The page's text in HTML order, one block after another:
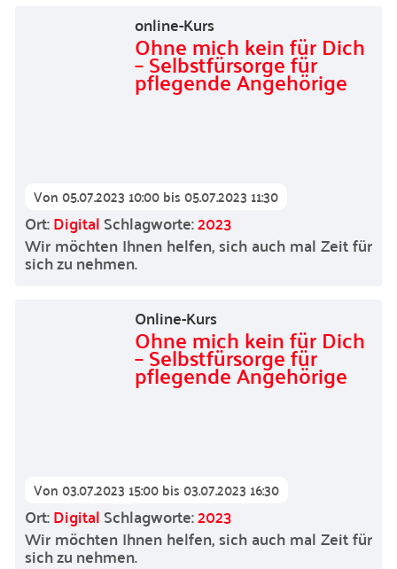
online-Kurs
Ohne mich kein für Dich
– Selbstfürsorge für
pflegende Angehörige
Von05.07.2023 10:00bis05.07.2023 11:30
Ort:DigitalSchlagworte:2023
Wir möchten Ihnen helfen, sich auch mal Zeit für
sich zu nehmen.
Online-Kurs
Ohne mich kein für Dich
– Selbstfürsorge für
pflegende Angehörige
Von03.07.2023 15:00bis03.07.2023 16:30
Ort:DigitalSchlagworte:2023
Wir möchten Ihnen helfen, sich auch mal Zeit für
sich zu nehmen.